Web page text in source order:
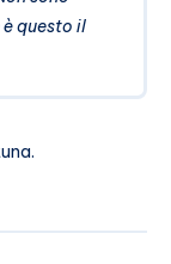
questo il